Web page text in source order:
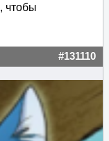
, чтобы
#131110